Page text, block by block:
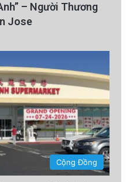
– Người Thương
Jose
Cộng Đồng